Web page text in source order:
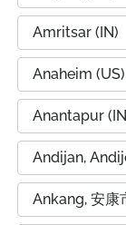
Amritsar (IN)
Anaheim (US)
Anantapur
Andijan,
Ankang, 安康